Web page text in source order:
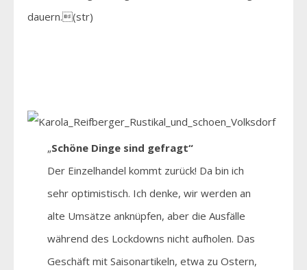
dauern.(str)
„Schöne Dinge sind gefragt“
Der Einzelhandel kommt zurück! Da bin ich
sehr optimistisch. Ich denke, wir werden an
alte Umsätze anknüpfen, aber die Ausfälle
während des Lockdowns nicht aufholen. Das
Geschäft mit Saisonartikeln, etwa zu Ostern,